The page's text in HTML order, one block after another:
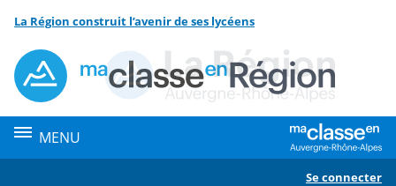
Menu de la rubrique
Contenu
La Région construit l’avenir de ses lycéens
MENU
Se connecter